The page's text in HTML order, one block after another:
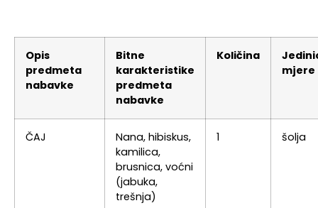
Opis
predmeta
nabavke
Bitne
karakteristike
predmeta
nabavke
Količina
mjere
ČAJ
Nana, hibiskus,
kamilica,
brusnica, voćni
(jabuka,
trešnja)
1 šolja